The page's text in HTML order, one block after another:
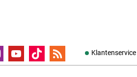
Klantenservice